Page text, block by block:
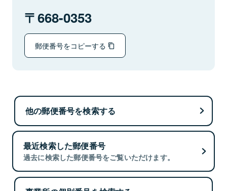
668-0353
郵便番号をコピーする
他の郵便番号を検索する
最近検索した郵便番号
過去に検索した郵便番号をご覧いただけます。